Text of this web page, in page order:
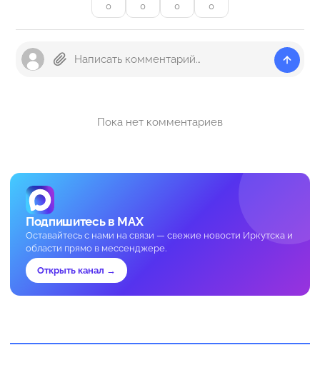
0 0 0 0
Пока нет комментариев
Подпишитесь в MAX
Оставайтесь с нами на связи — свежие новости Иркутска и
области прямо в мессенджере.
Открыть канал →